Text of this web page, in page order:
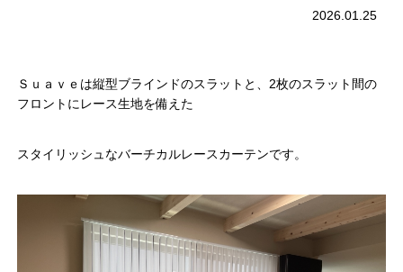
2026.01.25
Ｓｕａｖｅは縦型ブラインドのスラットと、2枚のスラット間の
フロントにレース生地を備えた
スタイリッシュなバーチカルレースカーテンです。